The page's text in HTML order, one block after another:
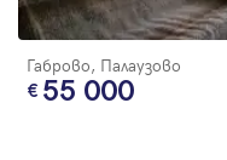
Габрово, Палаузово
55 000